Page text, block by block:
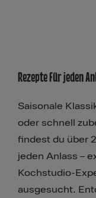
Rezepte für jeden
Saisonale
oder schnell
findest du über
jeden Anlass –
Kochstudio-
ausgesucht.